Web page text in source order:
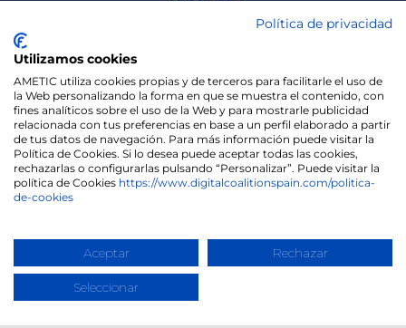
Copyright 2020 | Madisonmk
We use cookies on our website to give you the most
you consent to the use of ALL the cookies.
Cookie settings
Política de privacidad
Utilizamos cookies
AMETIC utiliza cookies propias y de terceros para facilitarle el uso de
la Web personalizando la forma en que se muestra el contenido, con
fines analíticos sobre el uso de la Web y para mostrarle publicidad
relacionada con tus preferencias en base a un perfil elaborado a partir
de tus datos de navegación. Para más información puede visitar la
Política de Cookies. Si lo desea puede aceptar todas las cookies,
rechazarlas o configurarlas pulsando “Personalizar”. Puede visitar la
política de Cookies https://www.digitalcoalitionspain.com/politica-
de-cookies
Aceptar Rechazar
Seleccionar